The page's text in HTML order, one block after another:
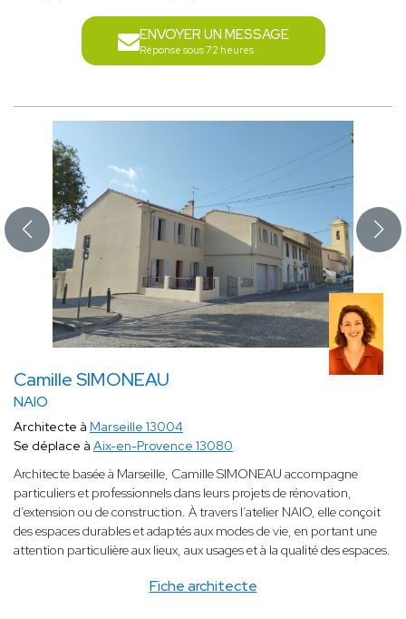
ENVOYER UN MESSAGE
Réponse sous 72 heures
Camille SIMONEAU
NAIO
Fiche architecte
Architecte à Marseille 13004
Se déplace à Aix-en-Provence 13080
Architecte basée à Marseille, Camille SIMONEAU accompagne
particuliers et professionnels dans leurs projets de rénovation,
d’extension ou de construction. À travers l’atelier NAIO, elle conçoit
des espaces durables et adaptés aux modes de vie, en portant une
attention particulière aux lieux, aux usages et à la qualité des espaces.